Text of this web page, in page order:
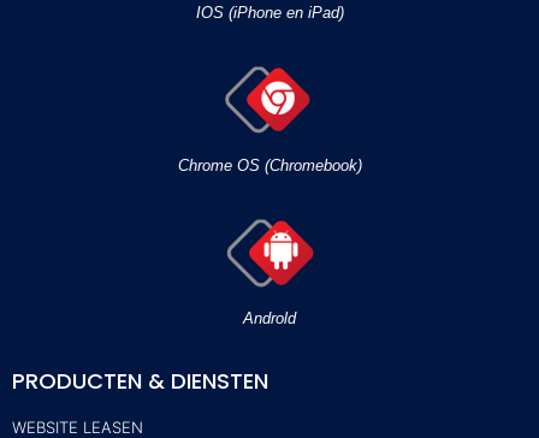
IOS (iPhone en iPad)
Chrome OS (Chromebook)
Androld
PRODUCTEN & DIENSTEN
WEBSITE LEASEN